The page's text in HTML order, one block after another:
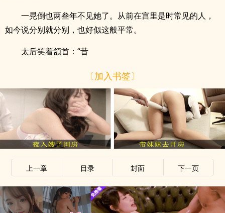
一晃倒也两叁年不见她了。从前在宫里是时常见的人，
如今说分别就分别，也好似这般平常。
太后笑着颔首：“昔
〔加入书签〕
上一章 目录 封面 下一页